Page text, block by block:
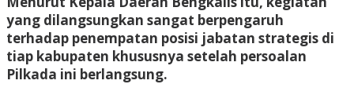
yang dilangsungkan sangat berpengaruh
terhadap penempatan posisi jabatan strategis di
tiap kabupaten khususnya setelah persoalan
Pilkada ini berlangsung.